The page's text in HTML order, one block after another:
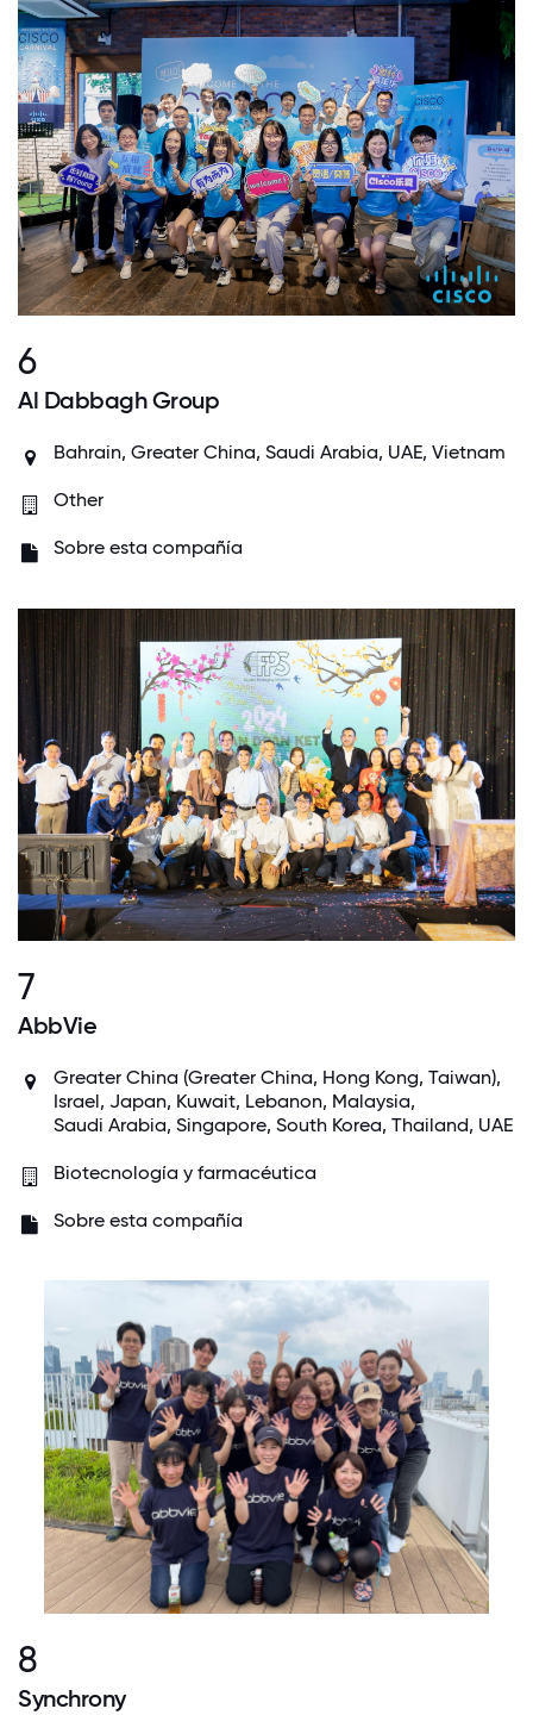
6
Al Dabbagh Group
Bahrain, Greater China, Saudi Arabia, UAE, Vietnam
Other
Sobre esta compañía
7
AbbVie
Greater China (Greater China, Hong Kong, Taiwan),
Israel, Japan, Kuwait, Lebanon, Malaysia,
Saudi Arabia, Singapore, South Korea, Thailand, UAE
Biotecnología y farmacéutica
Sobre esta compañía
8
Synchrony